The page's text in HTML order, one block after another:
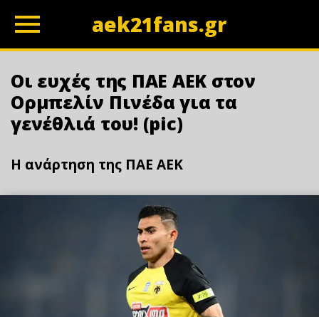
aek21fans.gr
Οι ευχές της ΠΑΕ ΑΕΚ στον
Ορμπελίν Πινέδα για τα
γενέθλιά του! (pic)
Η ανάρτηση της ΠΑΕ ΑΕΚ